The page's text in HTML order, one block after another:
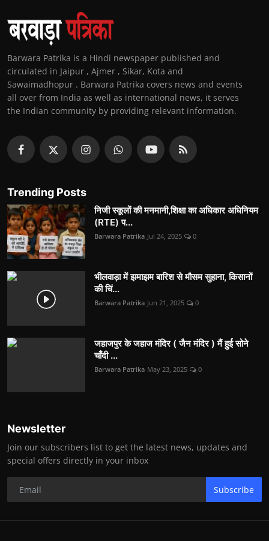
Barwara Patrika is a Hindi newspaper published and
circulated in Jaipur , Ajmer , Sikar, Kota and
Sawaimadhopur . Barwara Patrika covers news and events
all over from India as well as international news, it serves
the Indian community by providing relevant information.
Trending Posts
निजी स्कूलों की मनमानी,शिक्षा का अधिकार अधिनियम
(RTE) प...
Barwara Patrika Jul 24, 2025 0
भीलवाड़ा में झमाझम बारिश से मौसम सुहाना, किसानों
की चिं...
Barwara Patrika Jun 21, 2025 0
जहाजपुर के जहाज मंदिर ( जैन मंदिर ) मैं हुई सोने
चाँदी ...
Barwara Patrika May 23, 2025 0
Newsletter
Join our subscribers list to get the latest news, updates and
special offers directly in your inbox
Subscribe